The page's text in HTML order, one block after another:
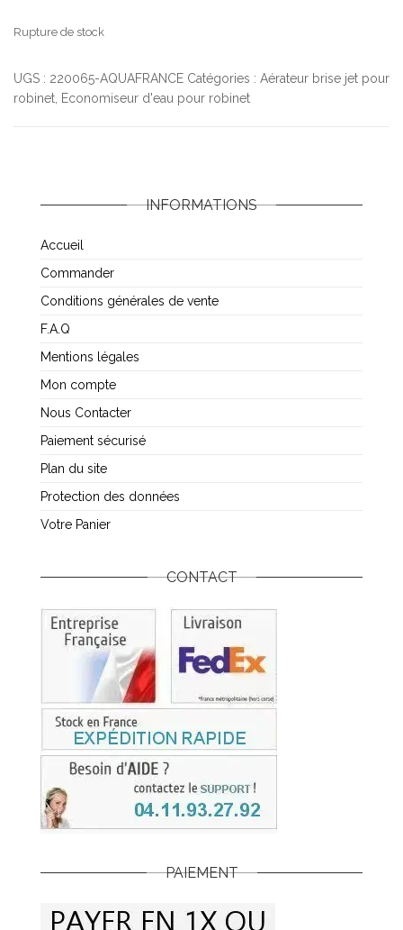
Rupture de stock
UGS : 220065-AQUAFRANCE Catégories : Aérateur brise jet pour
robinet Economiseur d'eau pour robinet
INFORMATIONS
Accueil
Commander
Conditions générales de vente
F.A.Q
Mentions légales
Mon compte
Nous Contacter
Paiement sécurisé
Plan du site
Protection des données
Votre Panier
CONTACT
PAIEMENT